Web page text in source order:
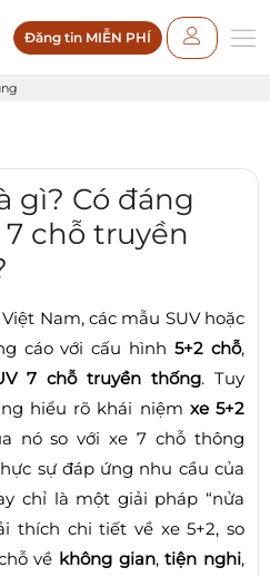
Đăng tin MIỄN PHÍ
gì? Có đáng
chỗ truyền
Nam, các mẫu SUV hoặc
cáo với cấu hình5+2 chỗ,
7 chỗ truyền thống. Tuy
hiểu rõ khái niệm xe 5+2
nó so với xe 7 chỗ thông
sự đáp ứng nhu cầu của
chỉ là một giải pháp “nửa
thích chi tiết về xe 5+2, so
về không gian,tiện nghi,